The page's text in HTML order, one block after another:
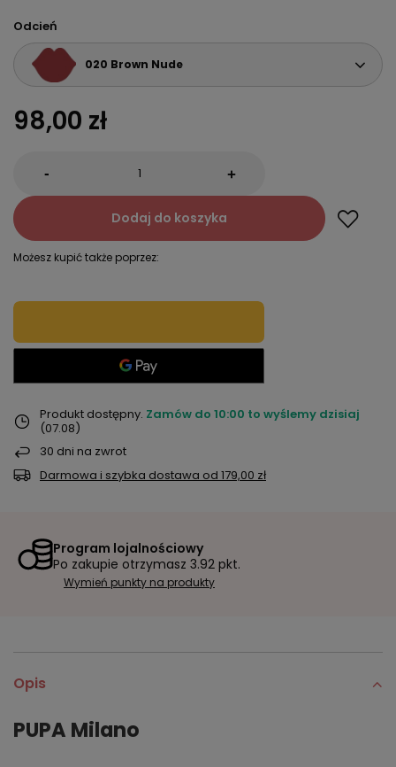
Odcień
020 Brown Nude
98,00 zł
- +
Dodaj do koszyka
Możesz kupić także poprzez:
Produkt dostępny Zamów do 10:00 to wyślemy dzisiaj
(07.08)
30 dni na zwrot
Darmowa i szybka dostawa od 179,00 zł
Program lojalnościowy
Po zakupie otrzymasz 3.92 pkt.
Wymień punkty na produkty
Opis
PUPA Milano